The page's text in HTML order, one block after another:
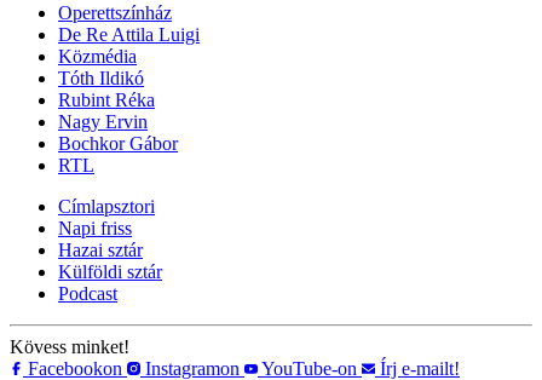
Operettszínház
De Re Attila Luigi
Közmédia
Tóth Ildikó
Rubint Réka
Nagy Ervin
Bochkor Gábor
RTL
Címlapsztori
Napi friss
Hazai sztár
Külföldi sztár
Podcast
Kövess minket!
Facebookon
Instagramon YouTube-on Írj e-mailt!